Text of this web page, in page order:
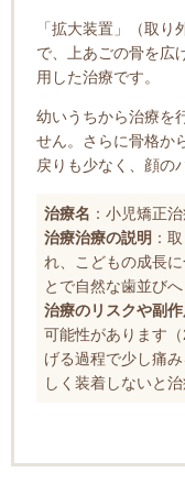
「拡大装置」（取
で、上あごの骨を広
用した治療です。
幼いうちから治療を
せん。さらに骨格か
戻りも少なく、顔の
治療名 ：小児矯正
治療治療の説明 ：
れ、こどもの成長
とで自然な歯並び
治療のリスクや副作
可能性があります
げる過程で少し痛
しく装着しないと